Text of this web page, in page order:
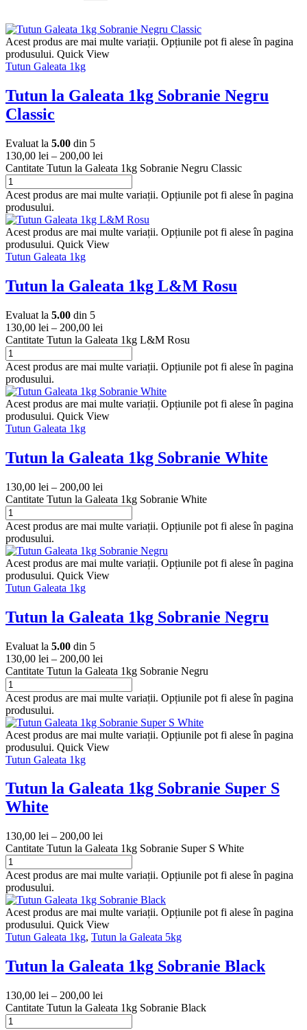
Acest produs are mai multe variații. Opțiunile pot fi alese în pagina
produsului. Quick View
Tutun Galeata 1kg
Tutun la Galeata 1kg Sobranie Negru
Classic
Evaluat la 5.00 din 5
130,00 lei – 200,00 lei
Cantitate Tutun la Galeata 1kg Sobranie Negru Classic
Acest produs are mai multe variații. Opțiunile pot fi alese în pagina
produsului.
Acest produs are mai multe variații. Opțiunile pot fi alese în pagina
produsului. Quick View
Tutun Galeata 1kg
Tutun la Galeata 1kg L&M Rosu
Evaluat la 5.00 din 5
130,00 lei – 200,00 lei
Cantitate Tutun la Galeata 1kg L&M Rosu
Acest produs are mai multe variații. Opțiunile pot fi alese în pagina
produsului.
Acest produs are mai multe variații. Opțiunile pot fi alese în pagina
produsului. Quick View
Tutun Galeata 1kg
Tutun la Galeata 1kg Sobranie White
130,00 lei – 200,00 lei
Cantitate Tutun la Galeata 1kg Sobranie White
Acest produs are mai multe variații. Opțiunile pot fi alese în pagina
produsului.
Acest produs are mai multe variații. Opțiunile pot fi alese în pagina
produsului. Quick View
Tutun Galeata 1kg
Tutun la Galeata 1kg Sobranie Negru
Evaluat la 5.00 din 5
130,00 lei – 200,00 lei
Cantitate Tutun la Galeata 1kg Sobranie Negru
Acest produs are mai multe variații. Opțiunile pot fi alese în pagina
produsului.
Acest produs are mai multe variații. Opțiunile pot fi alese în pagina
produsului. Quick View
Tutun Galeata 1kg
Tutun la Galeata 1kg Sobranie Super S
White
130,00 lei – 200,00 lei
Cantitate Tutun la Galeata 1kg Sobranie Super S White
Acest produs are mai multe variații. Opțiunile pot fi alese în pagina
produsului.
Acest produs are mai multe variații. Opțiunile pot fi alese în pagina
produsului. Quick View
Tutun Galeata 1kg, Tutun la Galeata 5kg
Tutun la Galeata 1kg Sobranie Black
130,00 lei – 200,00 lei
Cantitate Tutun la Galeata 1kg Sobranie Black